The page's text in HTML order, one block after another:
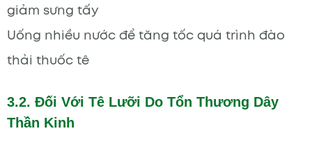
giảm sưng tấy
Uống nhiều nước để tăng tốc quá trình đào
thải thuốc tê
3.2. Đối Với Tê Lưỡi Do Tổn Thương Dây
Thần Kinh